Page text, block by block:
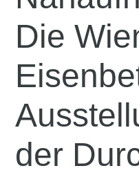
Die
der